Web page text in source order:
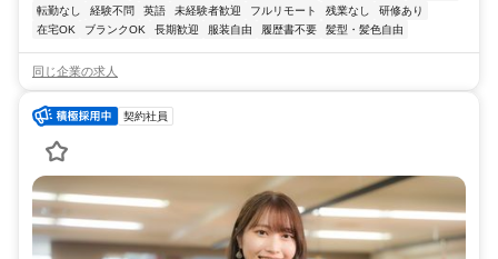
転勤なし
経験不問 英語 未経験者歓迎 フルリモート 残業なし
研修あり
在宅OK
ブランクOK 長期歓迎 服装自由 履歴書不要 髪型・髪色自由
同じ企業の求人
契約社員